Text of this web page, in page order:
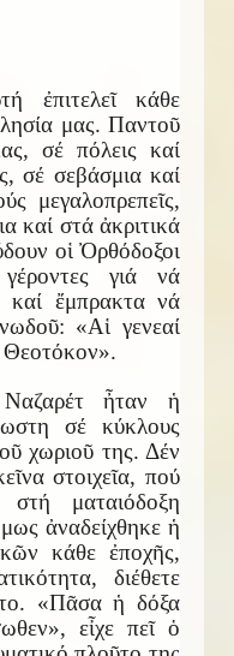
ἐπιτελεῖ κάθε
μας. Παντοῦ
σέ πόλεις καί
σέ σεβάσμια καί
μεγαλοπρεπεῖς,
καί στά ἀκριτικά
οἱ Ὀρθόδοξοι
γιά νά
καί ἔμπρακτα νά
«Αἱ γενεαί
Θεοτόκον».
ἦταν ἡ
σέ κύκλους
χωριοῦ της. Δέν
στοιχεῖα, πού
ματαιόδοξη
ἀναδείχθηκε ἡ
κάθε ἐποχῆς,
διέθετε
«Πᾶσα ἡ δόξα
εἶχε πεῖ ὁ